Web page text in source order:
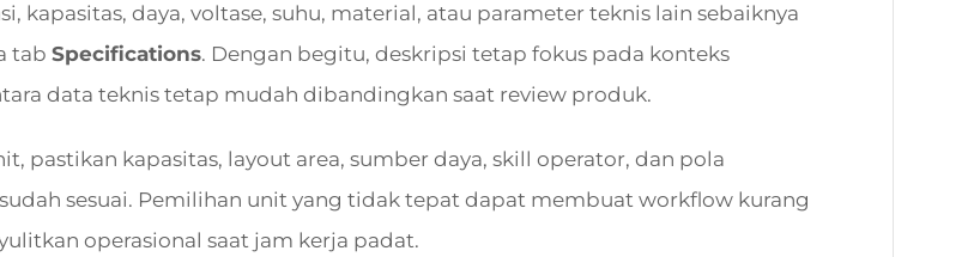
kapasitas, daya, voltase, suhu, material, atau parameter teknis lain sebaiknya
tab Specifications. Dengan begitu, deskripsi tetap fokus pada konteks
data teknis tetap mudah dibandingkan saat review produk.
pastikan kapasitas, layout area, sumber daya, skill operator, dan pola
sesuai. Pemilihan unit yang tidak tepat dapat membuat workflow kurang
operasional saat jam kerja padat.